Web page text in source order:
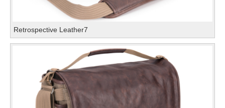
Retrospective Leather7